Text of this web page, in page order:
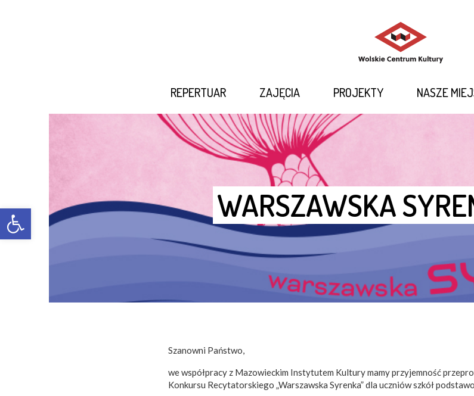
Open toolbar
REPERTUAR ZAJĘCIA PROJEKTY NASZE
WARSZAWSKA
Szanowni Państwo,
we współpracy z Mazowieckim Instytutem Kultury mamy przyjemność
Konkursu Recytatorskiego „Warszawska Syrenka” dla uczniów szkół
ZAJĘCIA
PROJEKTY
O NAS